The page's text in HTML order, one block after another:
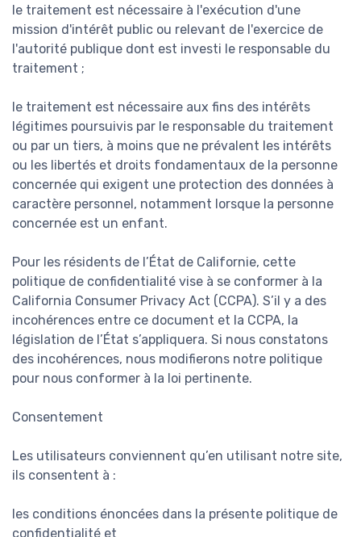
le traitement est nécessaire à l'exécution d'une
mission d'intérêt public ou relevant de l'exercice de
l'autorité publique dont est investi le responsable du
traitement ;
le traitement est nécessaire aux fins des intérêts
légitimes poursuivis par le responsable du traitement
ou par un tiers, à moins que ne prévalent les intérêts
ou les libertés et droits fondamentaux de la personne
concernée qui exigent une protection des données à
caractère personnel, notamment lorsque la personne
concernée est un enfant.
Pour les résidents de l’État de Californie, cette
politique de confidentialité vise à se conformer à la
California Consumer Privacy Act (CCPA). S’il y a des
incohérences entre ce document et la CCPA, la
législation de l’État s’appliquera. Si nous constatons
des incohérences, nous modifierons notre politique
pour nous conformer à la loi pertinente.
Consentement
Les utilisateurs conviennent qu’en utilisant notre site,
ils consentent à :
les conditions énoncées dans la présente politique de
confidentialité et